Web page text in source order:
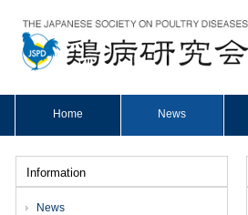
Home News
Information
News